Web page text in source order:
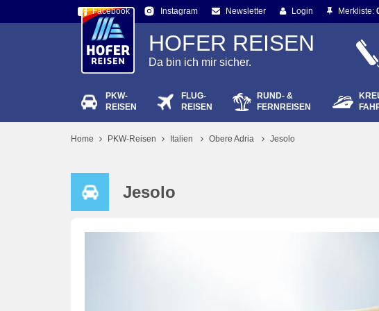
Facebook Instagram Newsletter Login
Passwort vergessen?
Merkliste:
HOFER REISEN
Da bin ich mir sicher.
PKW-
REISEN
FLUG-
REISEN
RUND- &
FERNREISEN
Home PKW-Reisen Italien Obere Adria Jesolo
Jesolo